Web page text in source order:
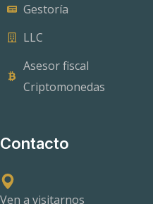
Gestoría
LLC
Asesor fiscal
Criptomonedas
Contacto
Ven a visitarnos